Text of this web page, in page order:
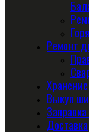
Ремонт
Хранение
Выкуп
Доставка